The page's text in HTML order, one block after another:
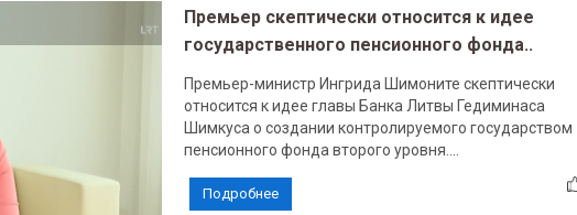
Премьер скептически относится к идее
государственного пенсионного фонда..
Премьер-министр Ингрида Шимоните скептически
относится к идее главы Банка Литвы Гедиминаса
Шимкуса о создании контролируемого государством
пенсионного фонда второго уровня....
Подробнее